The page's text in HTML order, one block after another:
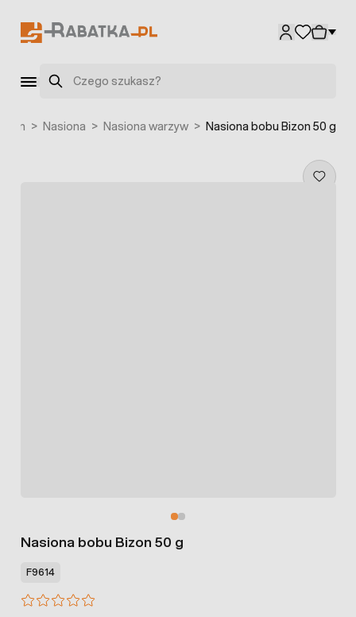
Szukaj
> Nasiona > Nasiona warzyw > Nasiona bobu Bizon 50 g
Nasiona bobu Bizon 50 g
F9614